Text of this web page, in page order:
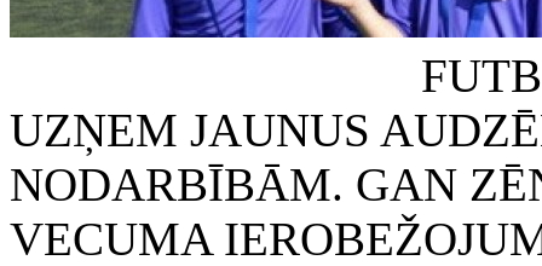
FUTBOLA
UZŅEM JAUNUS
NODARBĪBĀM. GAN
VECUMA